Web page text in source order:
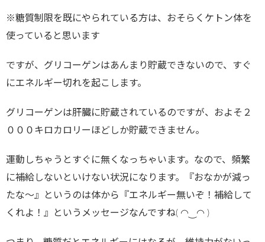
※糖質制限を既にやられている方は、おそらくケトン体を
使っていると思います
ですが、グリコーゲンはあんまり貯蔵できないので、すぐ
にエネルギー切れを起こします。
グリコーゲンは肝臓に貯蔵されているのですが、およそ２
０００キロカロリーほどしか貯蔵できません。
運動しちゃうとすぐに無くなっちゃいます。なので、頻繁
に補給しないといけない状況になります。『おなかが減っ
たな〜』というのは体から『エネルギー無いぞ！補給して
くれよ！』というメッセージなんですね( ◠‿◠ )